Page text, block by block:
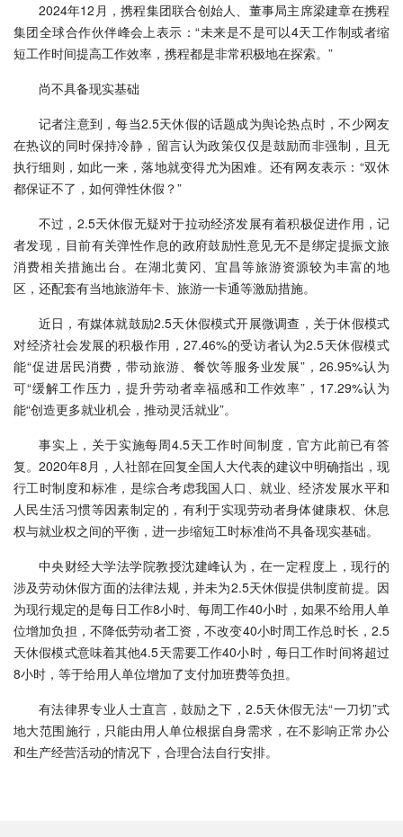
2024年12月，携程集团联合创始人、董事局主席梁建章在携程
集团全球合作伙伴峰会上表示：“未来是不是可以4天工作制或者缩
短工作时间提高工作效率，携程都是非常积极地在探索。”
尚不具备现实基础
记者注意到，每当2.5天休假的话题成为舆论热点时，不少网友
在热议的同时保持冷静，留言认为政策仅仅是鼓励而非强制，且无
执行细则，如此一来，落地就变得尤为困难。还有网友表示：“双休
都保证不了，如何弹性休假？”
不过，2.5天休假无疑对于拉动经济发展有着积极促进作用，记
者发现，目前有关弹性作息的政府鼓励性意见无不是绑定提振文旅
消费相关措施出台。在湖北黄冈、宜昌等旅游资源较为丰富的地
区，还配套有当地旅游年卡、旅游一卡通等激励措施。
近日，有媒体就鼓励2.5天休假模式开展微调查，关于休假模式
对经济社会发展的积极作用，27.46%的受访者认为2.5天休假模式
能“促进居民消费，带动旅游、餐饮等服务业发展”，26.95%认为
可“缓解工作压力，提升劳动者幸福感和工作效率”，17.29%认为
能“创造更多就业机会，推动灵活就业”。
事实上，关于实施每周4.5天工作时间制度，官方此前已有答
复。2020年8月，人社部在回复全国人大代表的建议中明确指出，现
行工时制度和标准，是综合考虑我国人口、就业、经济发展水平和
人民生活习惯等因素制定的，有利于实现劳动者身体健康权、休息
权与就业权之间的平衡，进一步缩短工时标准尚不具备现实基础。
中央财经大学法学院教授沈建峰认为，在一定程度上，现行的
涉及劳动休假方面的法律法规，并未为2.5天休假提供制度前提。因
为现行规定的是每日工作8小时、每周工作40小时，如果不给用人单
位增加负担，不降低劳动者工资，不改变40小时周工作总时长，2.5
天休假模式意味着其他4.5天需要工作40小时，每日工作时间将超过
8小时，等于给用人单位增加了支付加班费等负担。
有法律界专业人士直言，鼓励之下，2.5天休假无法“一刀切”式
地大范围施行，只能由用人单位根据自身需求，在不影响正常办公
和生产经营活动的情况下，合理合法自行安排。